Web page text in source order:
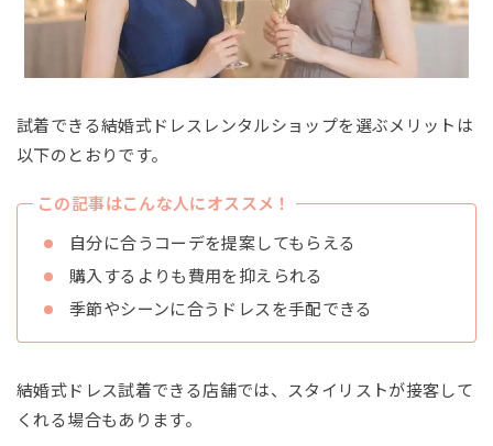
試着できる結婚式ドレスレンタルショップを選ぶメリットは
以下のとおりです。
この記事はこんな人にオススメ！
自分に合うコーデを提案してもらえる
購入するよりも費用を抑えられる
季節やシーンに合うドレスを手配できる
結婚式ドレス試着できる店舗では、スタイリストが接客して
くれる場合もあります。